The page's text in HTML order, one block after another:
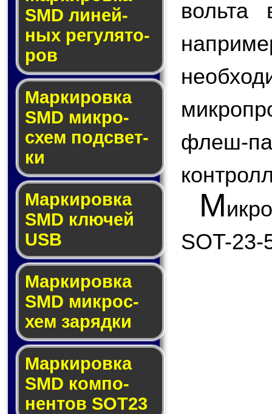
SMD ли­ней­
ных ре­гу­ля­то­
ров
Маркировка
SMD мик­ро­
схем под­свет­
ки
Маркировка
SMD клю­чей
USB
Маркировка
SMD мик­рос­
хем за­ряд­ки
Маркировка
SMD ком­по­
нен­тов SOT23
вольта
М
SOT-23-